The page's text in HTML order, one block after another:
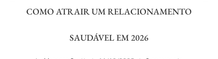
COMO ATRAIR UM RELACIONAMENTO
SAUDÁVEL EM 2026